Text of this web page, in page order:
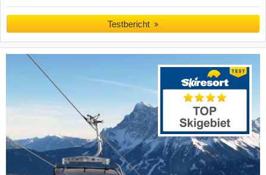
Testbericht